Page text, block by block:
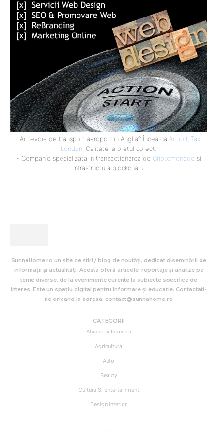
- Ai nevoie de transport aeroport in Anglia? Încearcă Airport Taxi
London. Calitate la prețul corect.
- Companie specializata in tranzactionarea de Criptomonede si
infrastructura blockchain.
SunnaHome.ro un site de știri / blog de noutăți, dedicat diseminării de
informații și actualități. Acesta oferă articole, reportaje și analize pe
teme diverse, de la evenimente curente la subiecte specifice de
interes. Este un spațiu digital pentru informare și educație. Contactati-
ne oricand la adresa: contact@sunnahome.ro
CATEGORII
Afaceri si Industrii
Agricultura
Auto
Beauty
Cultura Si Entertainment
Design interior